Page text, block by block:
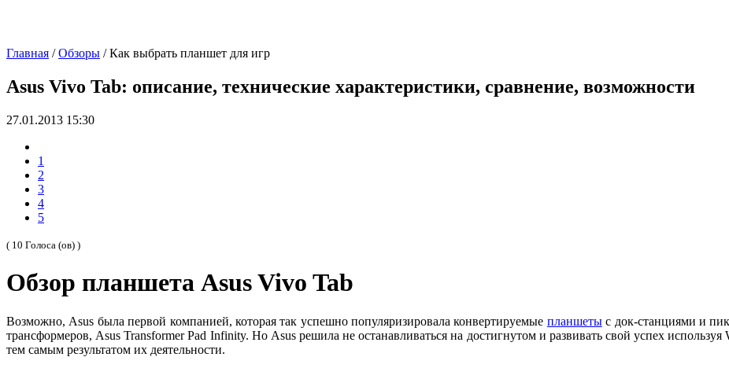
Главная /Обзоры /Как выбрать планшет для игр
Asus Vivo Tab: описание, технические характеристики, сравнение, возможности
27.01.2013 15:30
1
2
3
4
5
( 10 Голоса (ов) )
Обзор планшета Asus Vivo Tab
Возможно, Asus была первой компанией, которая так успешно популяризировала конвертируемые планшетыс док-станциями и
трансформеров, Asus Transformer Pad Infinity. Но Asus решила не останавливаться на достигнутом и развивать свой успех
тем самым результатом их деятельности.